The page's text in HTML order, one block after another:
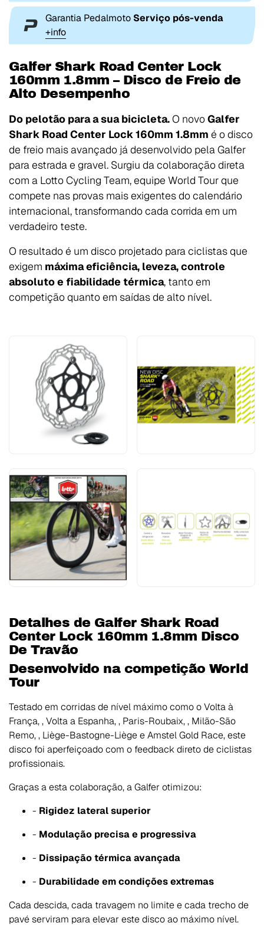
Garantia Pedalmoto Serviço pós-venda
+info
Galfer Shark Road Center Lock
160mm 1.8mm – Disco de Freio de
Alto Desempenho
Do pelotão para a sua bicicleta.O novoGalfer
Shark Road Center Lock 160mm 1.8mm é o disco
de freio mais avançado já desenvolvido pela Galfer
para estrada e gravel. Surgiu da colaboração direta
com a Lotto Cycling Team, equipe World Tour que
compete nas provas mais exigentes do calendário
internacional, transformando cada corrida em um
verdadeiro teste.
O resultado é um disco projetado para ciclistas que
exigem máxima eficiência, leveza, controle
absoluto e fiabilidade térmica, tanto em
competição quanto em saídas de alto nível.
Detalhes de Galfer Shark Road
Center Lock 160mm 1.8mm Disco
De Travão
Desenvolvido na competição World
Tour
Testado em corridas de nível máximo como oVolta à
França, ,Volta a Espanha, , Paris-Roubaix, , Milão-São
Remo, , Liège-Bastogne-LiègeeAmstel Gold Race, este
disco foi aperfeiçoado com o feedback direto de ciclistas
profissionais.
Graças a esta colaboração, a Galfer otimizou:
- Rigidez lateral superior
- Modulação precisa e progressiva
- Dissipação térmica avançada
- Durabilidade em condições extremas
Cada descida, cada travagem no limite e cada trecho de
pavé serviram para elevar este disco ao máximo nível.